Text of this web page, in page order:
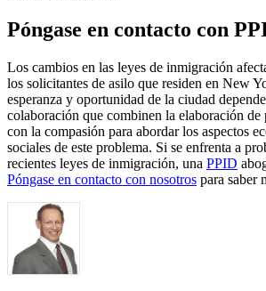
Póngase en contacto con
Los cambios en las leyes de inmigración
los solicitantes de asilo que residen en New
esperanza y oportunidad de la ciudad
colaboración que combinen la elaboración
con la compasión para abordar los aspectos
sociales de este problema. Si se enfrenta a
recientes leyes de inmigración, una PPID
Póngase en contacto con nosotros para saber